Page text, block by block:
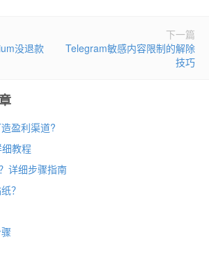
没退款
下一篇
Telegram敏感内容限制的解除
技巧
盈利渠道?
教程
详细步骤指南
？